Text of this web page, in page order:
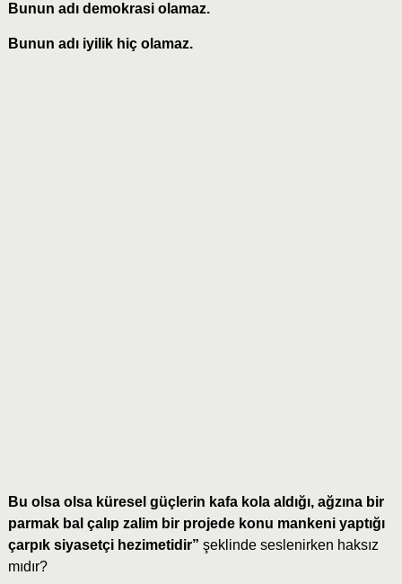
Bunun adı demokrasi olamaz.
Bunun adı iyilik hiç olamaz.
Bu olsa olsa küresel güçlerin kafa kola aldığı, ağzına bir
parmak bal çalıp zalim bir projede konu mankeni yaptığı
çarpık siyasetçi hezimetidir” şeklinde seslenirken haksız
mıdır?